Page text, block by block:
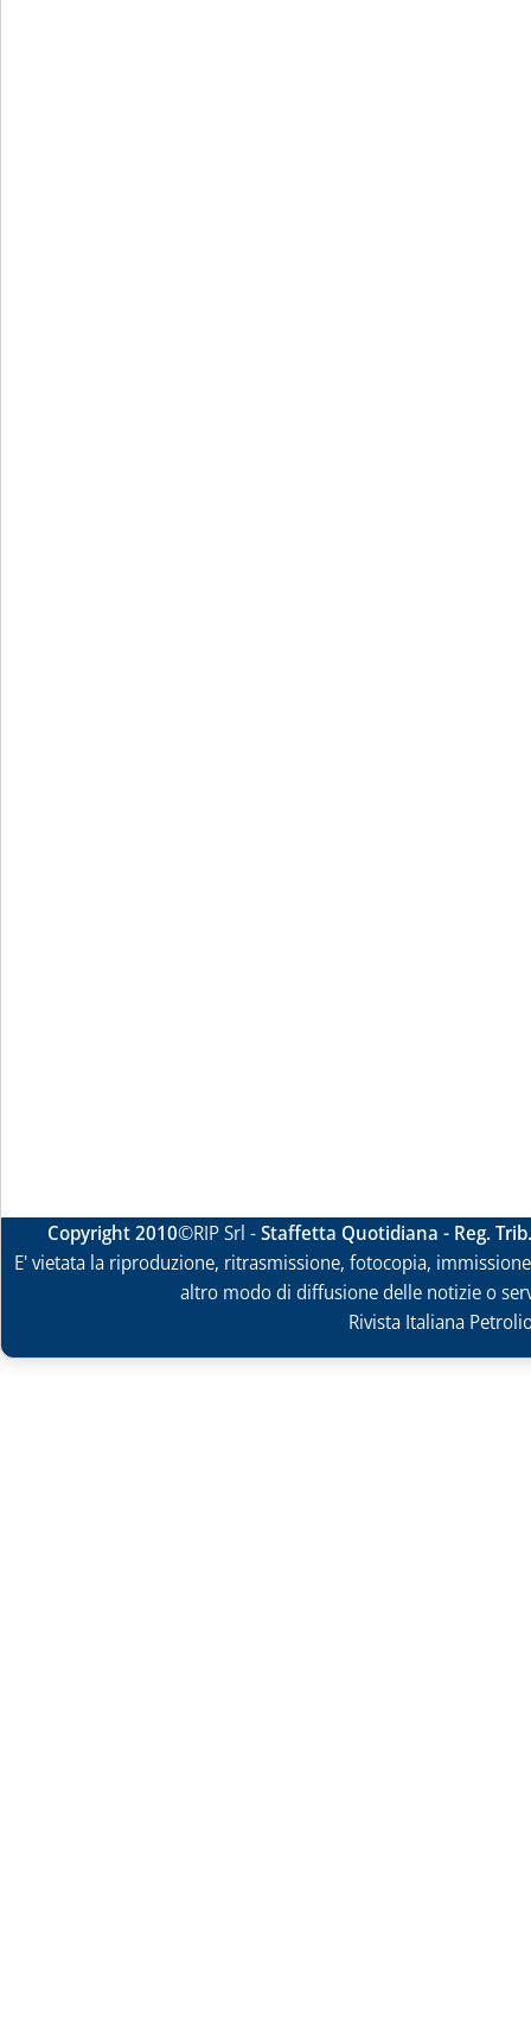
Copyright 2010©RIP Srl -Staffetta Quotidiana - Reg.
E' vietata la riproduzione, ritrasmissione, fotocopia,
altro modo di diffusione delle notizie o
Rivista Italiana